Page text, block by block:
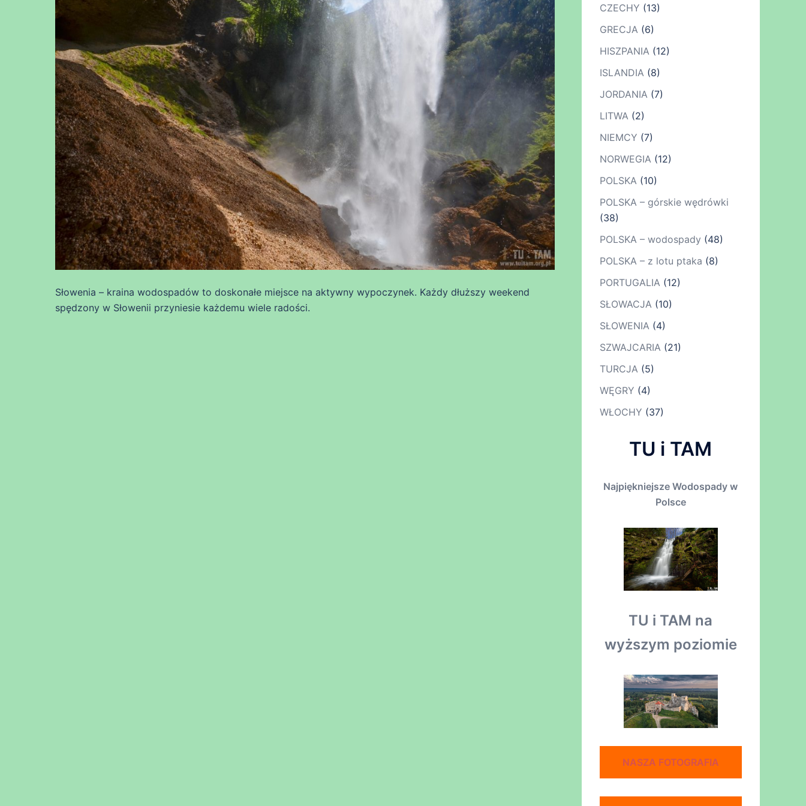
Słowenia – kraina wodospadów to doskonałe miejsce na aktywny wypoczynek. Każdy dłuższy weekend
spędzony w Słowenii przyniesie każdemu wiele radości.
CZECHY (13)
GRECJA(6)
HISZPANIA(12)
ISLANDIA(8)
JORDANIA(7)
LITWA(2)
NIEMCY (7)
NORWEGIA(12)
POLSKA(10)
POLSKA – górskie wędrówki
(38)
POLSKA – wodospady (48)
POLSKA – z lotu ptaka (8)
PORTUGALIA(12)
SŁOWACJA(10)
SŁOWENIA(4)
SZWAJCARIA(21)
TURCJA(5)
WĘGRY (4)
WŁOCHY (37)
TU i TAM
Najpiękniejsze Wodospady w
Polsce
TU i TAM na
wyższym poziomie
NASZA FOTOGRAFIA